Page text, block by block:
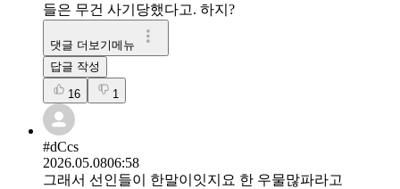
들은 무건 사기당했다고. 하지?
댓글 더보기메뉴
답글 작성
16 1
#dCcs
2026.05.0806:58
그래서 선인들이 한말이잇지요 한 우물많파라고